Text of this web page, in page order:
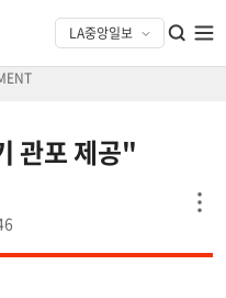
관포 제공"